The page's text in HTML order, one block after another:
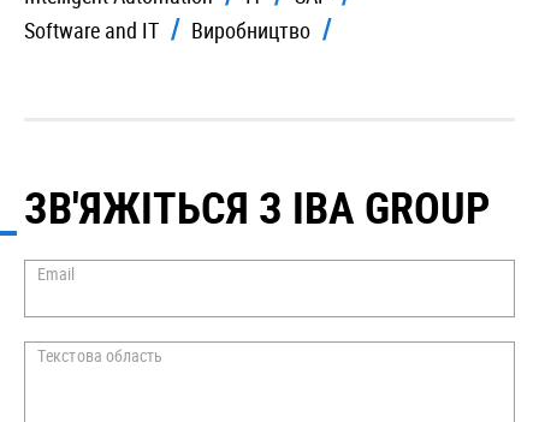
Software and IT
Виробництво
ЗВ'ЯЖІТЬСЯ З IBA GROUP
Email
Текстова область